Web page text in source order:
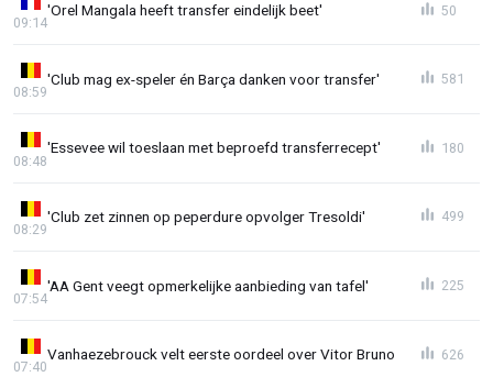
'Orel Mangala heeft transfer eindelijk beet'
09:14
50
'Club mag ex-speler én Barça danken voor transfer'
08:59
581
'Essevee wil toeslaan met beproefd transferrecept'
08:48
180
'Club zet zinnen op peperdure opvolger Tresoldi'
08:29
499
'AA Gent veegt opmerkelijke aanbieding van tafel'
07:54
225
Vanhaezebrouck velt eerste oordeel over Vitor Bruno
07:40
626